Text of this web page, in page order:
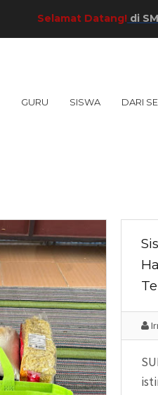
Selamat Datang! di SMP
GURU SISWA DARI